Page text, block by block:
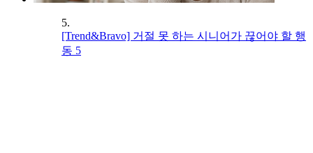
5.
[Trend&Bravo] 거절 못 하는 시니어가 끊어야 할 행
동 5